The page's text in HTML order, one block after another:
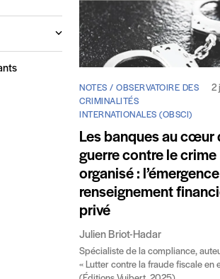
NOTES / OBSERVATOIRE DES
CRIMINALITÉS
INTERNATIONALES (OBSCI)
2
Les banques au cœur
guerre contre le crime
organisé :
renseignement
privé
Julien Briot-Hadar
Spécialiste de la compliance,
« Lutter contre la fraude fiscale en